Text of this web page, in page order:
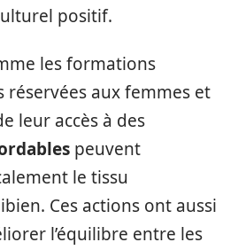
positif.
les formations
aux femmes et
leur accès à des
peuvent
le tissu
Ces actions ont aussi
l’équilibre entre les